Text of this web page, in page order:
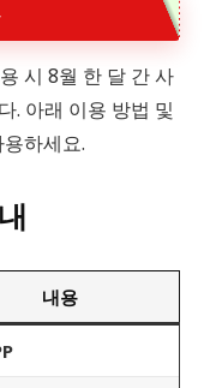
시 8월 한 달 간 사
. 아래 이용 방법 및
하세요.
내용